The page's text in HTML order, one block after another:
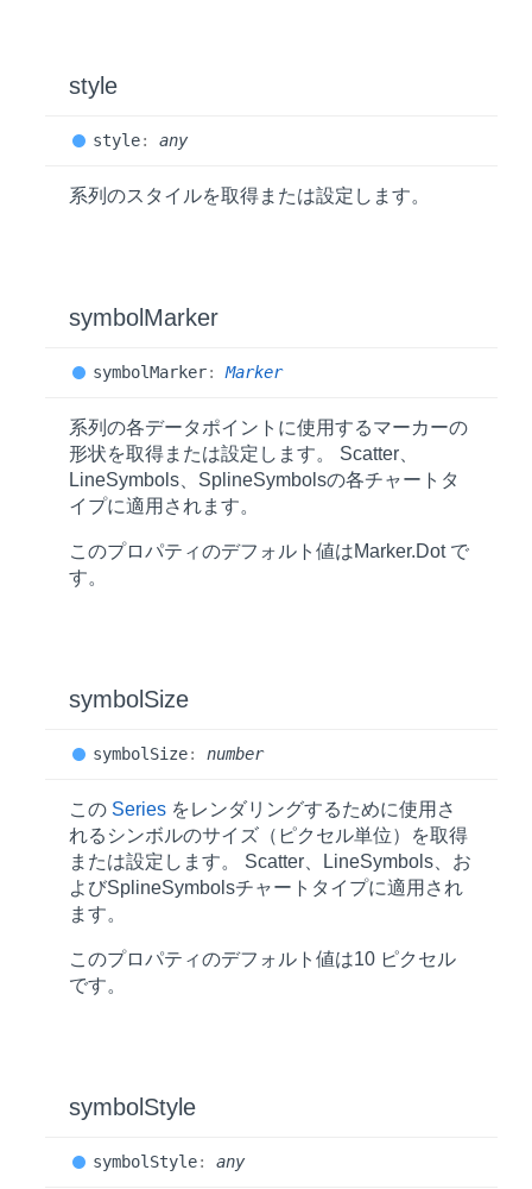
style
style: any
系列のスタイルを取得または設定します。
symbol Marker
symbolMarker: Marker
系列の各データポイントに使用するマーカーの
形状を取得または設定します。 Scatter、
LineSymbols、SplineSymbolsの各チャートタ
イプに適用されます。
このプロパティのデフォルト値はMarker.Dotで
す。
symbol Size
symbol Size: number
この Series をレンダリングするために使用さ
れるシンボルのサイズ（ピクセル単位）を取得
または設定します。 Scatter、LineSymbols、お
よびSplineSymbolsチャートタイプに適用され
ます。
このプロパティのデフォルト値は10 ピクセル
です。
symbol Style
symbol Style: any